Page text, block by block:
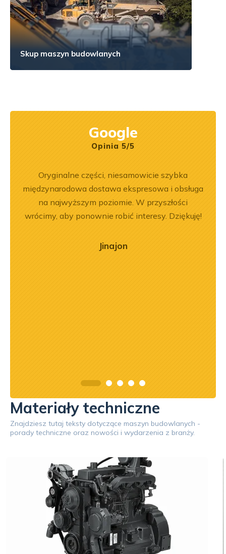
Skup maszyn budowlanych
Google
Opinia 5/5
Oryginalne części, niesamowicie szybka
międzynarodowa dostawa ekspresowa i obsługa
na najwyższym poziomie. W przyszłości
wrócimy, aby ponownie robić interesy. Dziękuję!
Jinajon
Materiały techniczne
Znajdziesz tutaj teksty dotyczące maszyn budowlanych -
porady techniczne oraz nowości i wydarzenia z branży.